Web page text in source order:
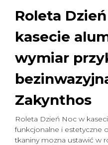
Roleta
kasecie
wymiar
Zakynthos
Roleta Dzień Noc w
funkcjonalne i estetyczne
tkaniny mozna ustawić w